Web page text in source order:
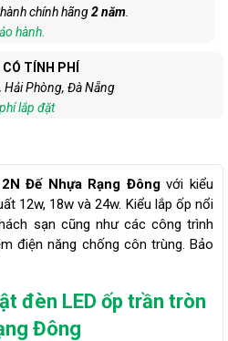
chính hãng2 năm
hành.
TÍNH PHÍ
Hải Phòng, Đà Nẵng
lắp đặt
Đế Nhựa Rạng Đôngvới kiểu
12w, 18w và 24w. Kiểu lắp ốp nổi
sạn cũng như các công trình
điện năng chống côn trùng. Bảo
đèn LED ốp trần tròn
Đông